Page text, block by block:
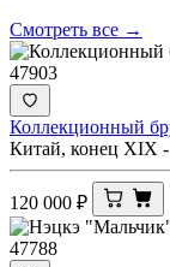
Смотреть все →
47903
Коллекционный
Китай, конец XIX
120 000 ₽
47788